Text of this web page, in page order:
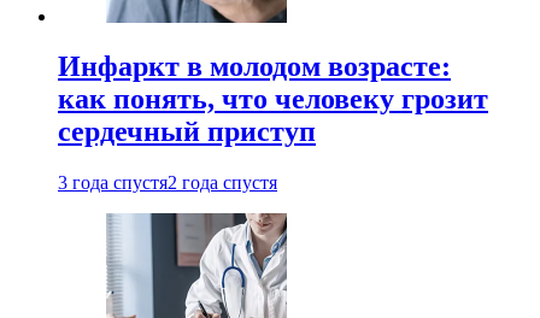
Инфаркт в молодом возрасте:
как понять, что человеку грозит
сердечный приступ
3 года спустя2 года спустя